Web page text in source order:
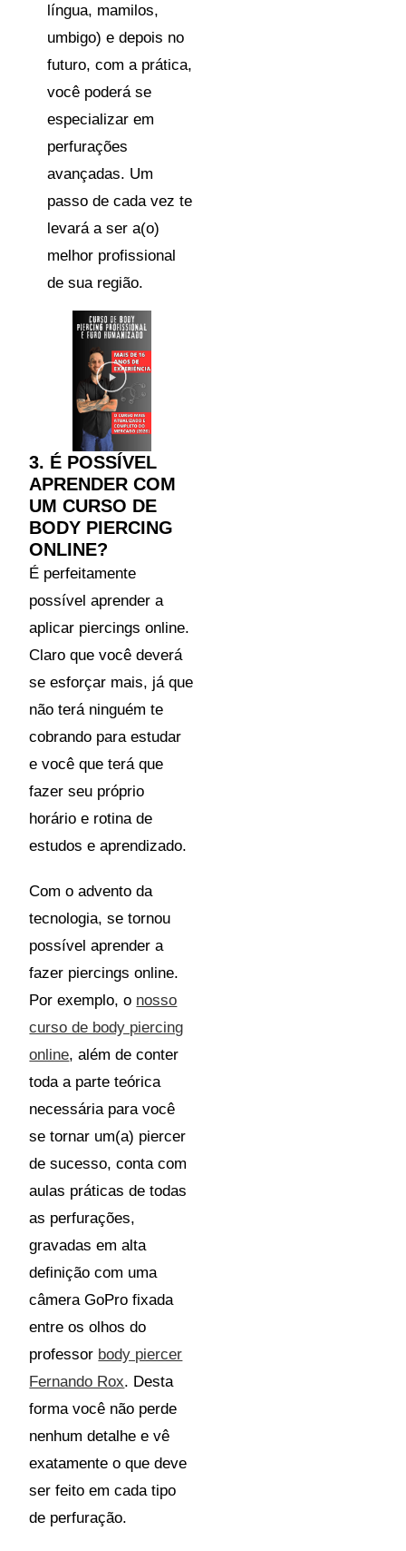
língua, mamilos,
umbigo) e depois no
futuro, com a prática,
você poderá se
especializar em
perfurações
avançadas. Um
passo de cada vez te
levará a ser a(o)
melhor profissional
de sua região.
3. É POSSÍVEL
APRENDER COM
UM CURSO DE
BODY PIERCING
ONLINE?
É perfeitamente
possível aprender a
aplicar piercings online.
Claro que você deverá
se esforçar mais, já que
não terá ninguém te
cobrando para estudar
e você que terá que
fazer seu próprio
horário e rotina de
estudos e aprendizado.
Com o advento da
tecnologia, se tornou
possível aprender a
fazer piercings online.
Por exemplo, o nosso
curso de body piercing
online, além de conter
toda a parte teórica
necessária para você
se tornar um(a) piercer
de sucesso, conta com
aulas práticas de todas
as perfurações,
gravadas em alta
definição com uma
câmera GoPro fixada
entre os olhos do
professor body piercer
Fernando Rox. Desta
forma você não perde
nenhum detalhe e vê
exatamente o que deve
ser feito em cada tipo
de perfuração.